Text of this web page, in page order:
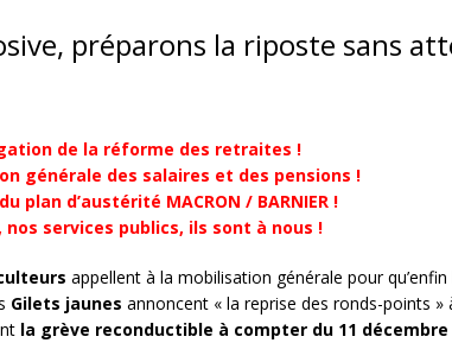
préparons la riposte sans
de la réforme des retraites !
générale des salaires et des pensions !
plan d’austérité MACRON / BARNIER !
nos services publics, ils sont à nous !
appellent à la mobilisation générale pour qu’enfin
Gilets jaunes annoncent « la reprise des ronds-points »
la grève reconductible à compter du 11 décembre